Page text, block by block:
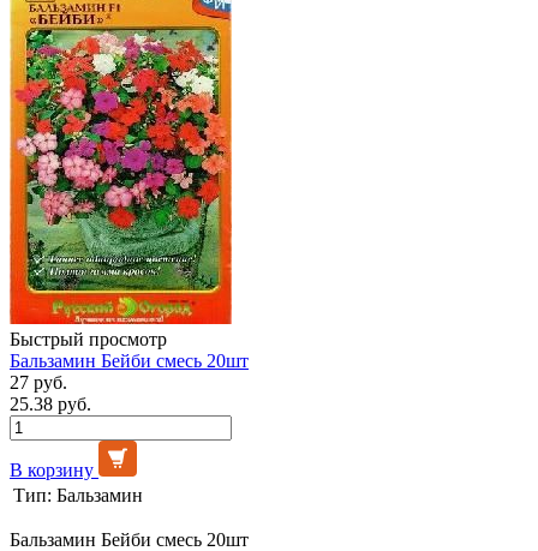
Быстрый просмотр
Бальзамин Бейби смесь 20шт
27 руб.
25.38 руб.
В корзину
Тип: Бальзамин
Бальзамин Бейби смесь 20шт